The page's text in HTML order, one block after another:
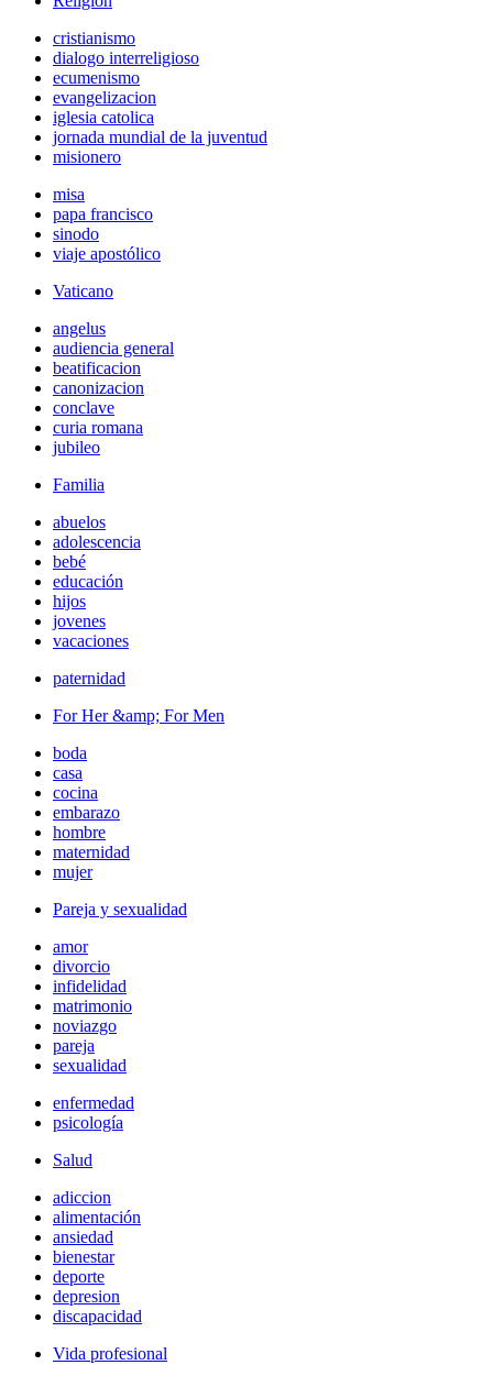
cristianismo
dialogo interreligioso
ecumenismo
evangelizacion
iglesia catolica
jornada mundial de la juventud
misionero
misa
papa francisco
sinodo
viaje apostólico
Vaticano
angelus
audiencia general
beatificacion
canonizacion
conclave
curia romana
jubileo
Familia
abuelos
adolescencia
bebé
educación
hijos
jovenes
vacaciones
paternidad
For Her &amp; For Men
boda
casa
cocina
embarazo
hombre
maternidad
mujer
Pareja y sexualidad
amor
divorcio
infidelidad
matrimonio
noviazgo
pareja
sexualidad
enfermedad
psicología
Salud
adiccion
alimentación
ansiedad
bienestar
deporte
depresion
discapacidad
Vida profesional